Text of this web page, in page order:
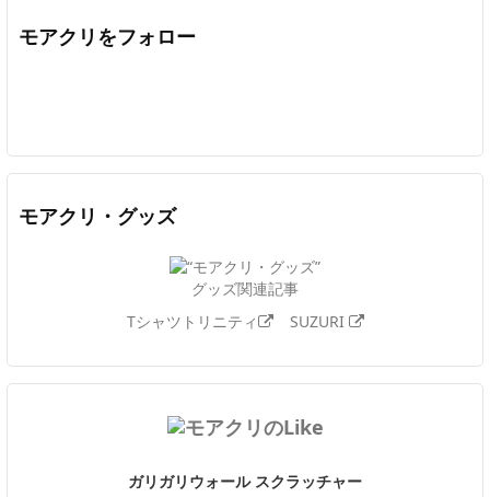
モアクリをフォロー
モアクリ・グッズ
グッズ関連記事
Tシャツトリニティ
SUZURI
ガリガリウォール スクラッチャー